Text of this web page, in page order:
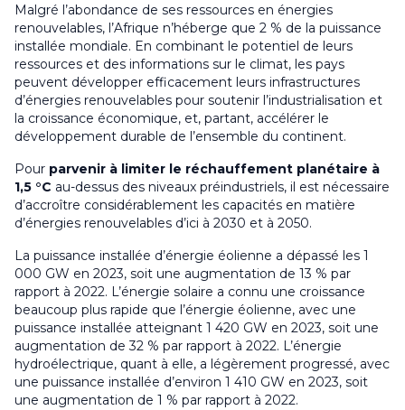
Malgré l’abondance de ses ressources en énergies
renouvelables, l’Afrique n’héberge que 2 % de la puissance
installée mondiale. En combinant le potentiel de leurs
ressources et des informations sur le climat, les pays
peuvent développer efficacement leurs infrastructures
d’énergies renouvelables pour soutenir l’industrialisation et
la croissance économique, et, partant, accélérer le
développement durable de l’ensemble du continent.
Pour parvenir à limiter le réchauffement planétaire à
1,5 °C au-dessus des niveaux préindustriels, il est nécessaire
d’accroître considérablement les capacités en matière
d’énergies renouvelables d’ici à 2030 et à 2050.
La puissance installée d’énergie éolienne a dépassé les 1
000 GW en 2023, soit une augmentation de 13 % par
rapport à 2022. L’énergie solaire a connu une croissance
beaucoup plus rapide que l’énergie éolienne, avec une
puissance installée atteignant 1 420 GW en 2023, soit une
augmentation de 32 % par rapport à 2022. L’énergie
hydroélectrique, quant à elle, a légèrement progressé, avec
une puissance installée d’environ 1 410 GW en 2023, soit
une augmentation de 1 % par rapport à 2022.